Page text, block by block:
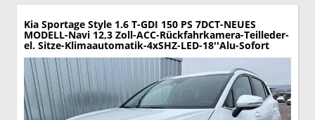
Kia Sportage Style 1.6 T-GDI 150 PS 7DCT-NEUES
MODELL-Navi 12,3 Zoll-ACC-Rückfahrkamera-Teilleder-
el. Sitze-Klimaautomatik-4xSHZ-LED-18''Alu-Sofort